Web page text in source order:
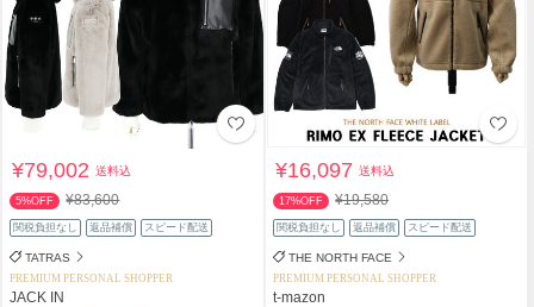
¥79,002送料込
5%OFF ¥83,600
関税負担なし 返品補償 スピード配送
TATRAS
PREMIUM PERSONAL SHOPPER
JACK IN
¥16,097送料込
17%OFF ¥19,580
関税負担なし 返品補償 スピード配送
THE NORTH FACE
PREMIUM PERSONAL SHOPPER
t-mazon